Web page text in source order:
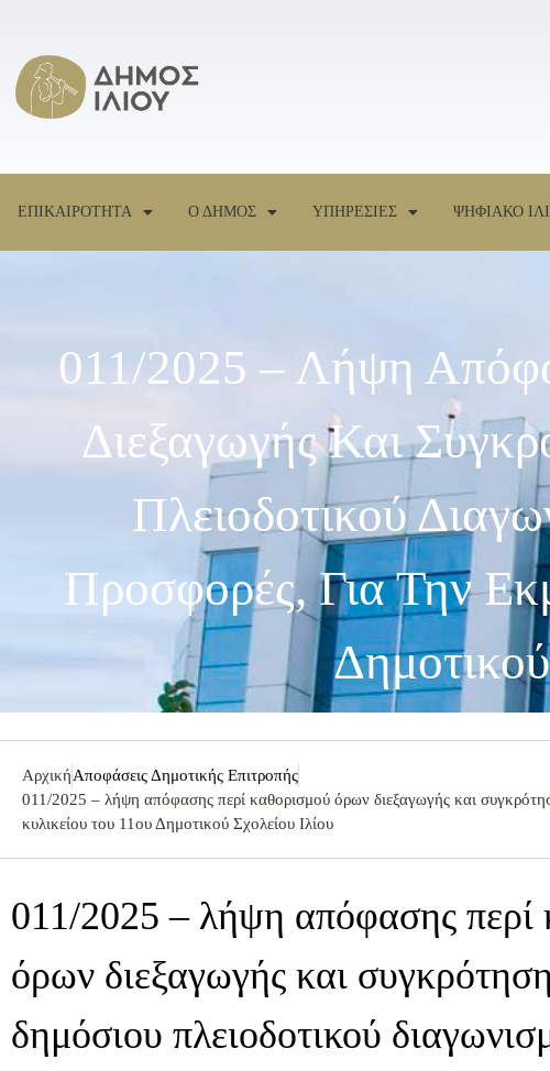
ΕΠΙΚΑΙΡΟΤΗΤΑ Ο ΔΗΜΟΣ ΥΠΗΡΕΣΙΕΣ ΨΗΦΙΑΚΟ
011/2025 – Λήψη
Διεξαγωγής Και
Πλειοδοτικού
Προσφορές, Για Την
ΑρχικήΑποφάσεις Δημοτικής Επιτροπής
011/2025 – λήψη απόφασης περί καθορισμού όρων διεξαγωγής και
κυλικείου του 11ου Δημοτικού Σχολείου Ιλίου
011/2025 – λήψη απόφασης περί
όρων διεξαγωγής και
δημόσιου πλειοδοτικού